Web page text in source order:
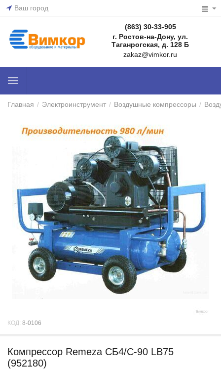
Ваш город
(863) 30-33-905
г. Ростов-на-Дону, ул.
Таганрогская, д. 128 Б
zakaz@vimkor.ru
Главная / Электроинструмент / Воздушные компрессоры /
КОД: 8-0106
Компрессор Remeza СБ4/С-90 LB75
(952180)